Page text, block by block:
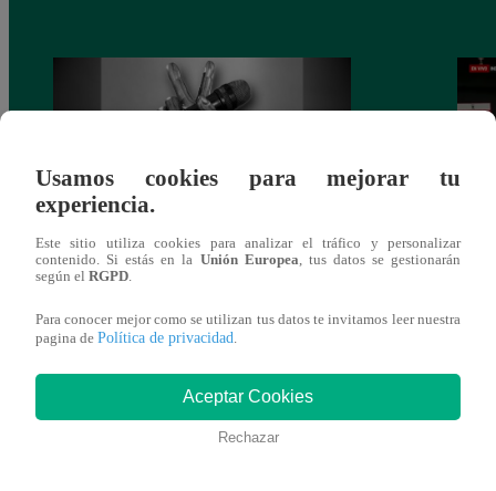
Muere exparticipante de La Voz Colombia
de
También te puede
Usamos cookies para mejorar tu
experiencia.
Este sitio utiliza cookies para analizar el tráfico y personalizar
contenido. Si estás en la Unión Europea, tus datos se gestionarán
según el RGPD.
Para conocer mejor como se utilizan tus datos te invitamos leer nuestra
pagina de Política de privacidad.
Aceptar Cookies
Rechazar